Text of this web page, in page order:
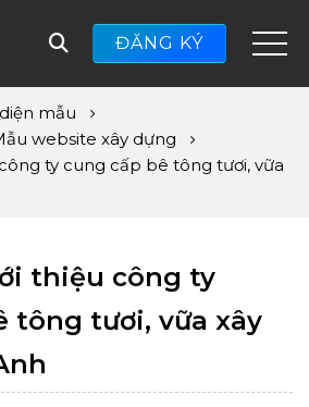
ĐĂNG KÝ
mẫu
website xây dựng
ty cung cấp bê tông tươi, vữa
thiệu công ty
tông tươi, vữa xây